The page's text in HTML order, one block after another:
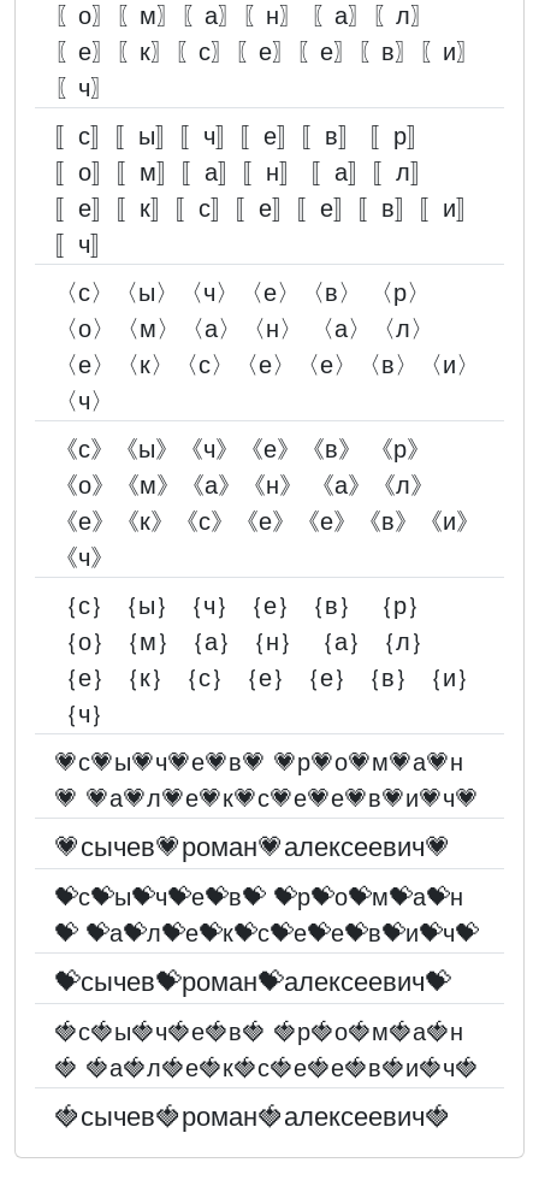
〖о〗〖м〗〖а〗〖н〗 〖а〗〖л〗
〖е〗〖к〗〖с〗〖е〗〖е〗〖в〗〖и〗
〖ч〗
〚с〛〚ы〛〚ч〛〚е〛〚в〛 〚р〛
〚о〛〚м〛〚а〛〚н〛 〚а〛〚л〛
〚е〛〚к〛〚с〛〚е〛〚е〛〚в〛〚и〛
〚ч〛
〈с〉〈ы〉〈ч〉〈е〉〈в〉 〈р〉
〈о〉〈м〉〈а〉〈н〉 〈а〉〈л〉
〈е〉〈к〉〈с〉〈е〉〈е〉〈в〉〈и〉
〈ч〉
《с》《ы》《ч》《е》《в》 《р》
《о》《м》《а》《н》 《а》《л》
《е》《к》《с》《е》《е》《в》《и》
《ч》
｛с｝｛ы｝｛ч｝｛е｝｛в｝ ｛р｝
｛о｝｛м｝｛а｝｛н｝ ｛а｝｛л｝
｛е｝｛к｝｛с｝｛е｝｛е｝｛в｝｛и｝
｛ч｝
💗с💗ы💗ч💗е💗в💗 💗р💗о💗м💗а💗н
💗 💗а💗л💗е💗к💗с💗е💗е💗в💗и💗ч💗
💗сычев💗роман💗алексеевич💗
💝с💝ы💝ч💝е💝в💝 💝р💝о💝м💝а💝н
💝 💝а💝л💝е💝к💝с💝е💝е💝в💝и💝ч💝
💝сычев💝роман💝алексеевич💝
🍓с🍓ы🍓ч🍓е🍓в🍓 🍓р🍓о🍓м🍓а🍓н
🍓 🍓а🍓л🍓е🍓к🍓с🍓е🍓е🍓в🍓и🍓ч🍓
🍓сычев🍓роман🍓алексеевич🍓